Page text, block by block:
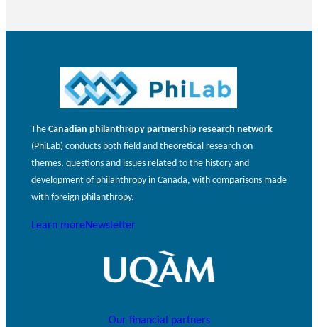
TheCanadian philanthropy partnership research network
(PhiLab) conducts both field and theoretical research on
themes, questions and issues related to the history and
development of philanthropy in Canada, with comparisons made
with foreign philanthropy.
Learn moreNewsletter
Our financial partners